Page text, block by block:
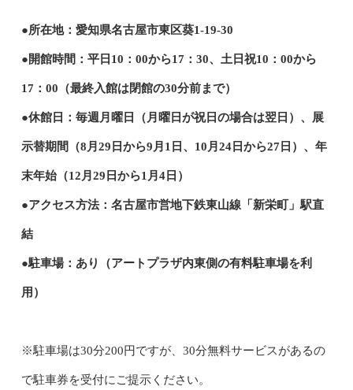
●所在地：愛知県名古屋市東区葵1-19-30
●開館時間：平日10：00から17：30、土日祝10：00から
17：00（最終入館は閉館の30分前まで）
●休館日：毎週月曜日（月曜日が祝日の場合は翌日）、展
示替期間（8月29日から9月1日、10月24日から27日）、年
末年始（12月29日から1月4日）
●アクセス方法：名古屋市営地下鉄東山線「新栄町」駅直
結
●駐車場：あり（アートプラザ内東側の有料駐車場を利
用）
※駐車場は30分200円ですが、30分無料サービスがあるの
で駐車券を受付にご提示ください。